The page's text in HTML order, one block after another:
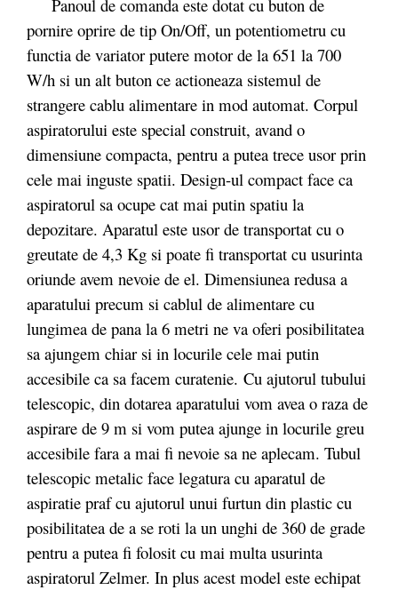
Panoul de comanda este dotat cu buton de
pornire oprire de tip On/Off, un potentiometru cu
functia de variator putere motor de la 651 la 700
W/h si un alt buton ce actioneaza sistemul de
strangere cablu alimentare in mod automat. Corpul
aspiratorului este special construit, avand o
dimensiune compacta, pentru a putea trece usor prin
cele mai inguste spatii. Design-ul compact face ca
aspiratorul sa ocupe cat mai putin spatiu la
depozitare. Aparatul este usor de transportat cu o
greutate de 4,3 Kg si poate fi transportat cu usurinta
oriunde avem nevoie de el. Dimensiunea redusa a
aparatului precum si cablul de alimentare cu
lungimea de pana la 6 metri ne va oferi posibilitatea
sa ajungem chiar si in locurile cele mai putin
accesibile ca sa facem curatenie. Cu ajutorul tubului
telescopic, din dotarea aparatului vom avea o raza de
aspirare de 9 m si vom putea ajunge in locurile greu
accesibile fara a mai fi nevoie sa ne aplecam. Tubul
telescopic metalic face legatura cu aparatul de
aspiratie praf cu ajutorul unui furtun din plastic cu
posibilitatea de a se roti la un unghi de 360 de grade
pentru a putea fi folosit cu mai multa usurinta
aspiratorul Zelmer. In plus acest model este echipat